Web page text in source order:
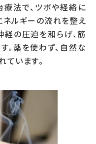
法で、ツボや経絡に
ネルギーの流れを整え
経の圧迫を和らげ、筋
。薬を使わず、自然な
います。